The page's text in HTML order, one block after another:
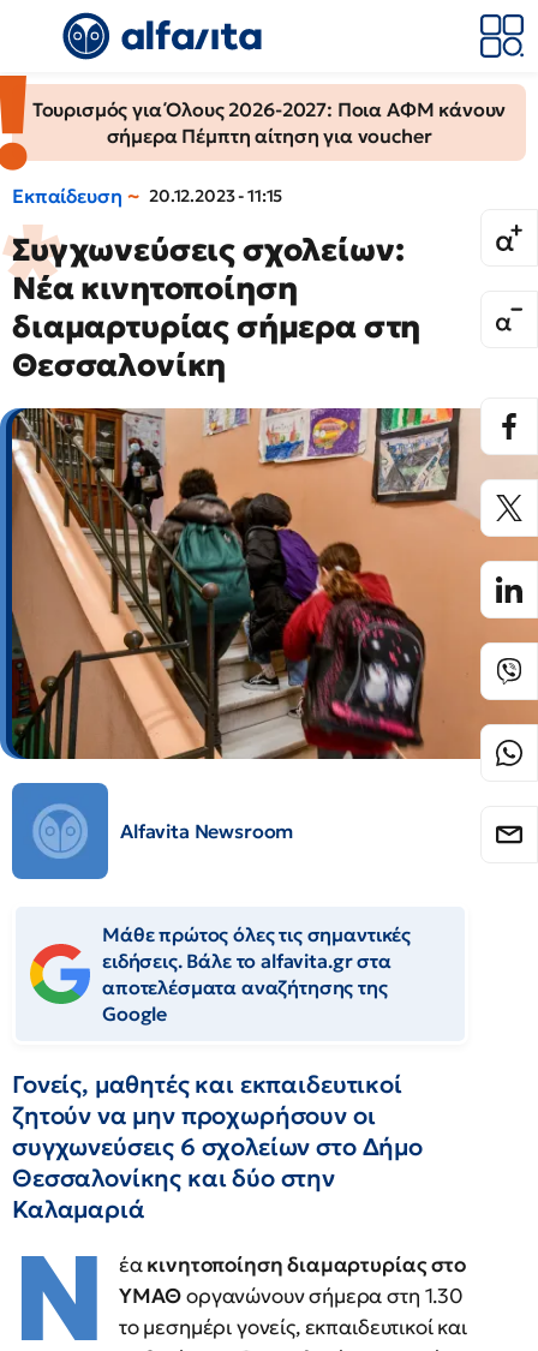
Τουρισμός για Όλους 2026-2027: Ποια ΑΦΜ κάνουν
σήμερα Πέμπτη αίτηση για voucher
Εκπαίδευση 20.12.2023 - 11:15
Συγχωνεύσεις σχολείων:
Νέα κινητοποίηση
διαμαρτυρίας σήμερα στη
Θεσσαλονίκη
Alfavita Newsroom
Μάθε πρώτος όλες τις σημαντικές
ειδήσεις. Βάλε το alfavita.gr στα
αποτελέσματα αναζήτησης της
Google
Γονείς, μαθητές και εκπαιδευτικοί
ζητούν να μην προχωρήσουν οι
συγχωνεύσεις 6 σχολείων στο Δήμο
Θεσσαλονίκης και δύο στην
Καλαμαριά
Ν έακινητοποίηση διαμαρτυρίας στο
ΥΜΑΘοργανώνουν σήμερα στη 1.30
το μεσημέρι γονείς, εκπαιδευτικοί και